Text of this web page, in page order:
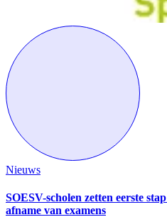
Nieuws
SOESV-scholen zetten eerste
afname van examens